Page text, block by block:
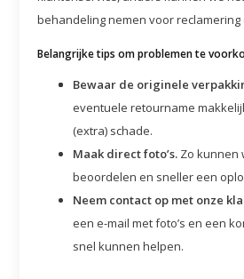
behandeling nemen voor
Belangrijke tips om problemen te
Bewaar de originele
eventuele retourname
(extra) schade.
Maak direct foto’s. Zo kunnen
beoordelen en sneller een
Neem contact op met onze
een e-mail met foto’s en een
snel kunnen helpen.